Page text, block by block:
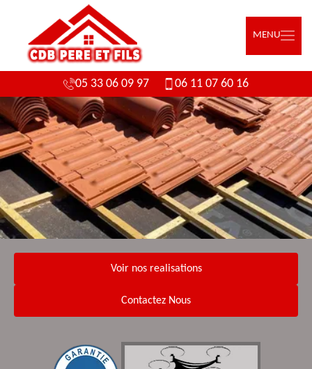
MENU
05 33 06 09 97 06 11 07 60 16
Voir nos realisations
Contactez Nous